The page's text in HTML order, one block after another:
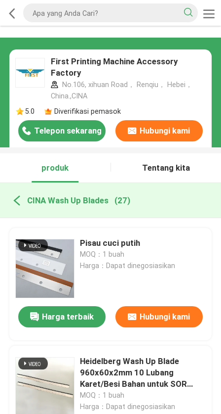
First Printing Machine Accessory
Factory
No.106, xihuan Road， Renqiu， Hebei，
China.,CINA
5.0
Diverifikasi pemasok
Telepon sekarang Hubungi kami
produk Tentang kita
CINA Wash Up Blades (27)
Pisau cuci putih
MOQ：1 buah
Harga：Dapat dinegosiasikan
Harga terbaik Hubungi kami
Heidelberg Wash Up Blade
960x60x2mm 10 Lubang
Karet/Besi Bahan untuk SOR
Printing Machine Spare Parts
MOQ：1 buah
Harga：Dapat dinegosiasikan